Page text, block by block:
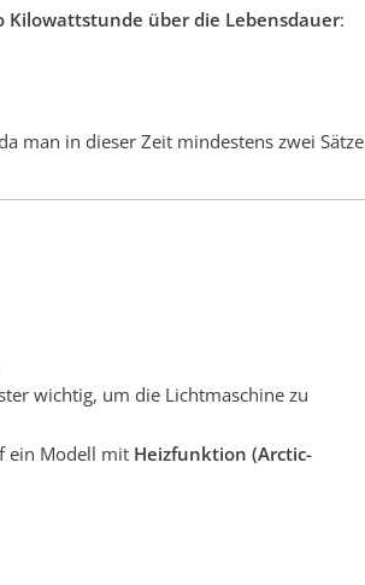
Kilowattstunde über die Lebensdauer:
man in dieser Zeit mindestens zwei Sätze
wichtig, um die Lichtmaschine zu
ein Modell mit Heizfunktion (Arctic-